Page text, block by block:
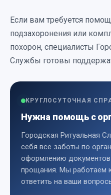
Если вам требуется
подзахоронения или
похорон, специалисты
Службы готовы
КРУГЛОСУТОЧНАЯ
Нужна помощь с
Городская Ритуальная
себя все заботы по
оформлению
прощания. Мы работаем
ответить на ваши